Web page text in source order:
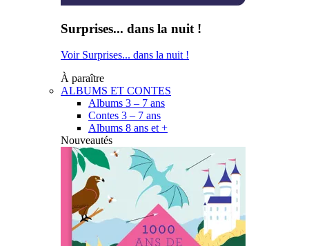
Surprises... dans la nuit !
Voir Surprises... dans la nuit !
À paraître
ALBUMS ET CONTES
Albums 3 – 7 ans
Contes 3 – 7 ans
Albums 8 ans et +
Nouveautés